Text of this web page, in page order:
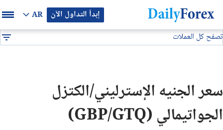
إبدأ التداول الآن AR
بيان إعلاني
تصفح كل العملات
GBP/USD
USD/JPY
سعر الجنيه الإسترليني/الكتزل
الجواتيمالي (GBP/GTQ)